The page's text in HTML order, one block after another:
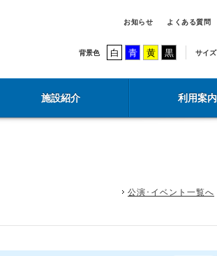
お知らせ よくある質問
背景色 白 青 黄 黒 サイズ
施設紹介 利用案内
公演･イベント一覧へ